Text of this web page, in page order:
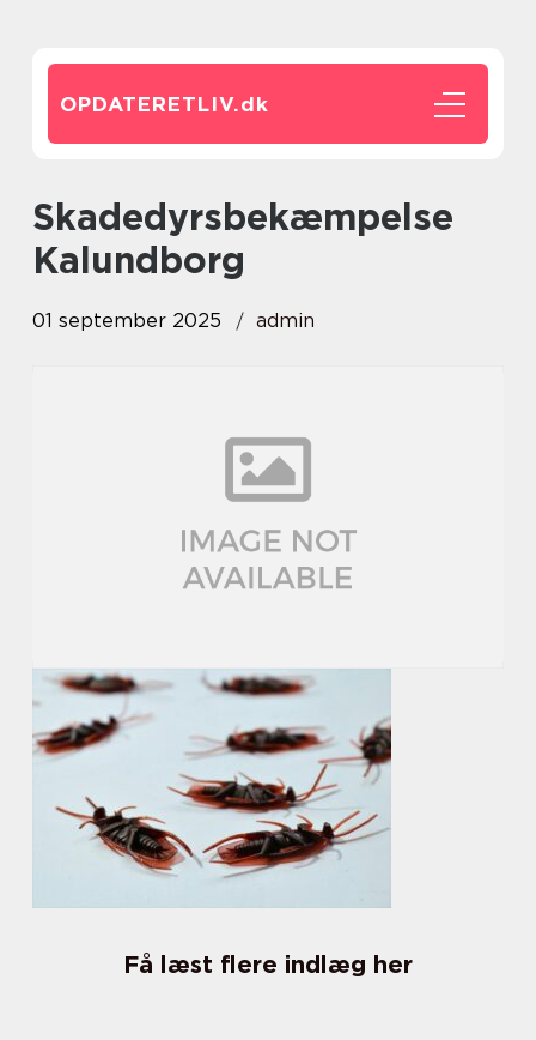
OPDATERETLIV.dk
Skadedyrsbekæmpelse
Kalundborg
01 september 2025 admin
Få læst flere indlæg her